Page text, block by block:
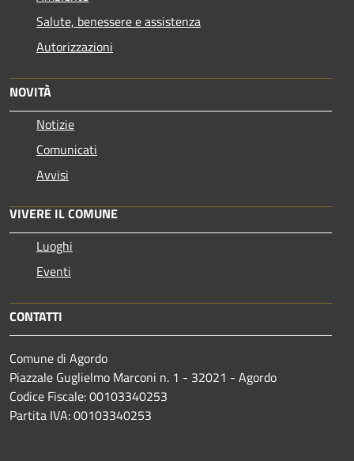
Salute, benessere e assistenza
Autorizzazioni
NOVITÀ
Notizie
Comunicati
Avvisi
VIVERE IL COMUNE
Luoghi
Eventi
CONTATTI
Comune di Agordo
Piazzale Guglielmo Marconi n. 1 - 32021 - Agordo
Codice Fiscale: 00103340253
Partita IVA: 00103340253